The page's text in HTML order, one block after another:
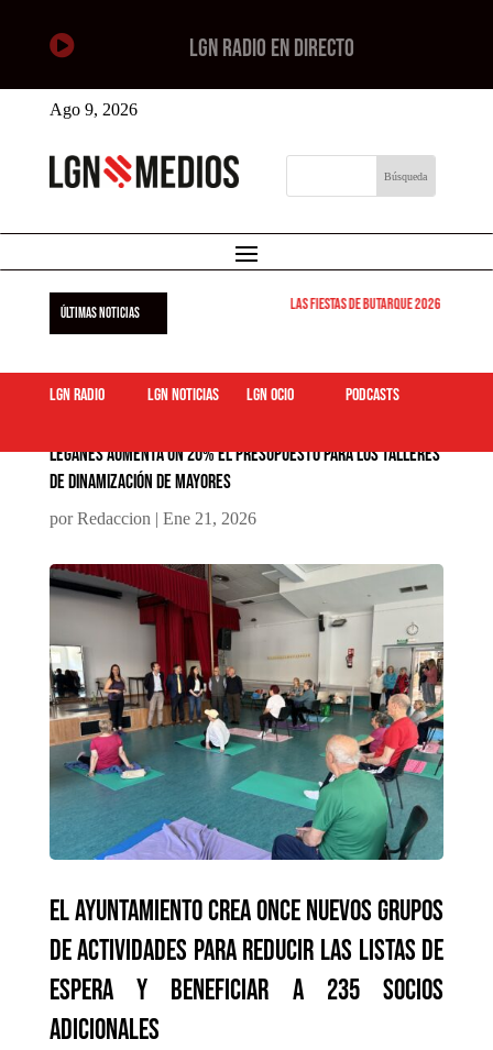
 LGN RADIO EN DIRECTO
Ago 9, 2026
ÚLTIMAS NOTICIAS Las Fiestas de Butarque 2026 arrancan
LGN Radio LGN Noticias LGN ocio podcasts
Leganés aumenta un 20% el presupuesto para los talleres
de dinamización de mayores
porRedaccion| Ene 21, 2026
El Ayuntamiento crea once nuevos grupos
de actividades para reducir las listas de
espera y beneficiar a 235 socios
adicionales